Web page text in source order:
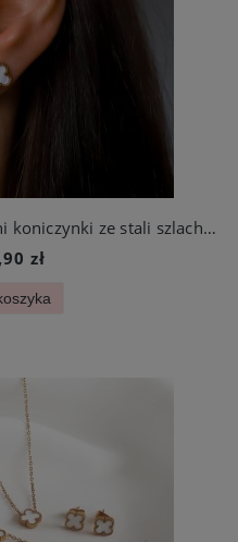
Kolczyki białe perłowe mini koniczynki ze stali szlachetnej
zł